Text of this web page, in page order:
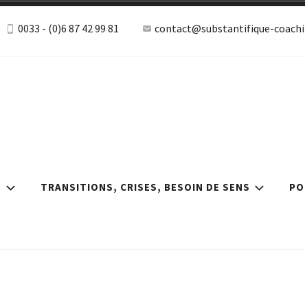
0033 - (0)6 87 42 99 81 contact@substantifique-
TRANSITIONS, CRISES, BESOIN DE SENS